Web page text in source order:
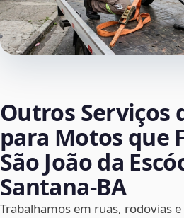
Outros Serviços
para Motos que
São João da
Santana‑BA
Trabalhamos em ruas, rodovias